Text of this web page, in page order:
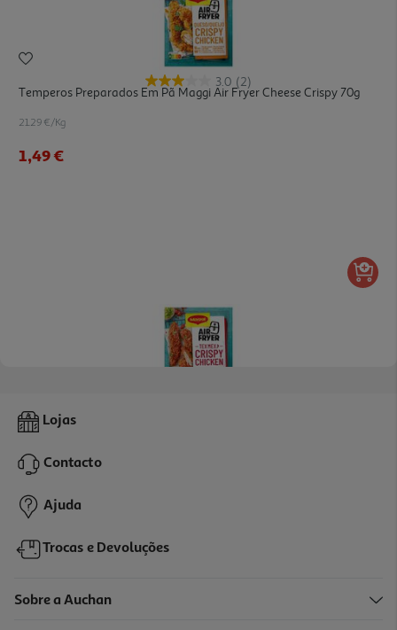
3.0 (2)
Temperos Preparados Em Pã Maggi Air Fryer Cheese Crispy 70g
21.29 €/Kg
1,49 €
Temperos Preparados Em Pó Maggi Air Fryer Crispy Tex Mex 66g
1,49 €
Lojas
Contacto
Ajuda
Trocas e Devoluções
Sobre a Auchan